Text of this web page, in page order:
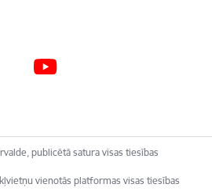
publicētā satura visas tiesības
vienotās platformas visas tiesības